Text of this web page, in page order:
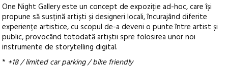
One Night Gallery este un concept de expoziție ad-hoc, care își
propune să susțină artiști și designeri locali, încurajând diferite
experiențe artistice, cu scopul de-a deveni o punte între artist și
public, provocând totodată artiștii spre folosirea unor noi
instrumente de storytelling digital.
* +18 / limited car parking / bike friendly